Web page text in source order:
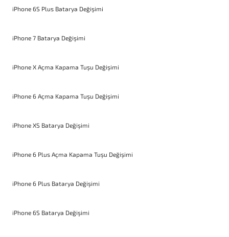
iPhone 6S Plus Batarya Değişimi
iPhone 7 Batarya Değişimi
iPhone X Açma Kapama Tuşu Değişimi
iPhone 6 Açma Kapama Tuşu Değişimi
iPhone XS Batarya Değişimi
iPhone 6 Plus Açma Kapama Tuşu Değişimi
iPhone 6 Plus Batarya Değişimi
iPhone 6S Batarya Değişimi